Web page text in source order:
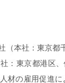
本社：東京都
：東京都港区
材の雇用促進